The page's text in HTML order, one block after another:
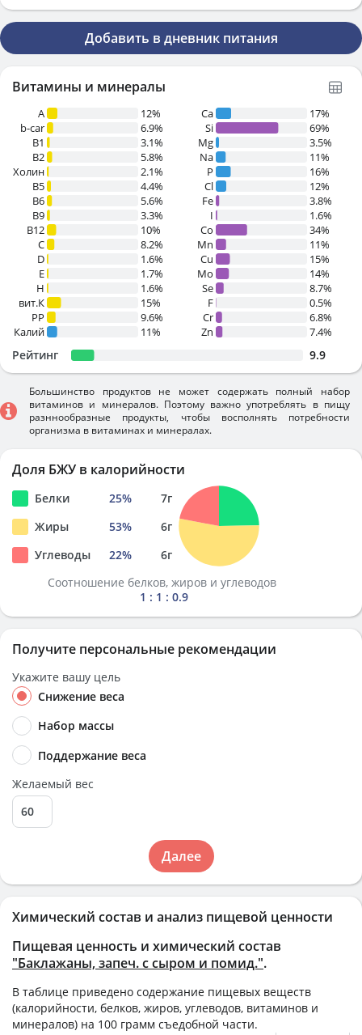
Химический состав и анализ пищевой ценности
Пищевая ценность и химический состав
"Баклажаны, запеч. с сыром и помид.".
В таблице приведено содержание пищевых веществ
(калорийности, белков, жиров, углеводов, витаминов и
минералов) на 100 грамм съедобной части.
Добавить в дневник питания
Витамины и минералы
A
12%
b-car
6.9%
В1
3.1%
B2
5.8%
Холин
2.1%
B5
4.4%
B6
5.6%
B9
3.3%
B12
10%
C
8.2%
D
1.6%
E
1.7%
H
1.6%
вит.К
15%
PP
9.6%
Калий
11%
Ca
17%
Si
69%
Mg
3.5%
Na
11%
P
16%
Cl
12%
Fe
3.8%
I
1.6%
Co
34%
Mn
11%
Cu
15%
Mo
14%
Se
8.7%
F
0.5%
Cr
6.8%
Zn
7.4%
Рейтинг 9.9
Большинство продуктов не может содержать полный набор
витаминов и минералов. Поэтому важно употреблять в пищу
разннообразные продукты, чтобы восполнять потребности
организма в витаминах и минералах.
Доля БЖУ в калорийности
Белки 25% 7г
Жиры
53% 6г
Углеводы
22% 6г
Соотношение белков, жиров и углеводов
1 : 1 : 0.9
Получите персональные рекомендации
Укажите вашу цель
Снижение веса
Набор массы
Поддержание веса
Желаемый вес
Далее